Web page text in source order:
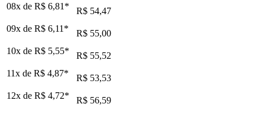
08x de R$ 6,81 *
R$ 54,47
09x de R$ 6,11 *
R$ 55,00
10x de R$ 5,55*
R$ 55,52
11x de R$ 4,87*
R$ 53,53
12x de R$ 4,72* R$ 56,59